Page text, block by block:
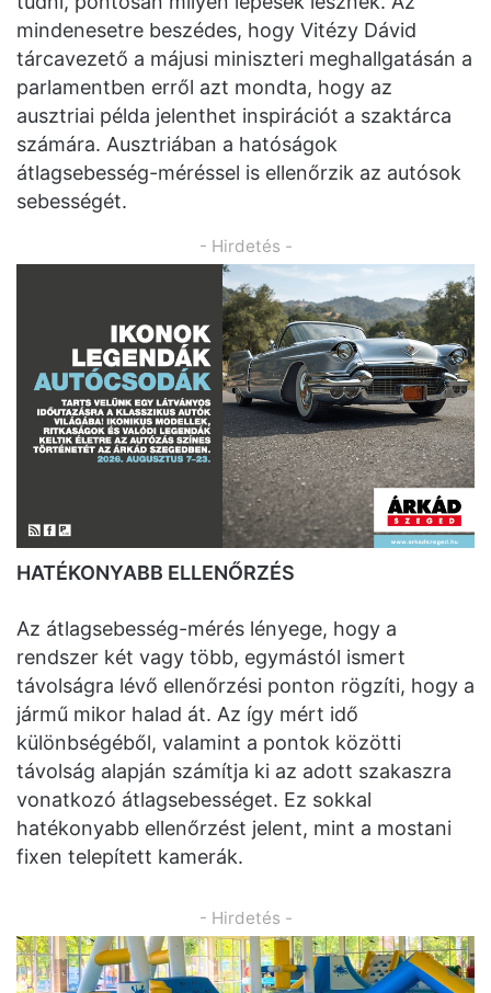
mindenesetre beszédes, hogy Vitézy Dávid
tárcavezető a májusi miniszteri meghallgatásán a
parlamentben erről azt mondta, hogy az
ausztriai példa jelenthet inspirációt a szaktárca
számára. Ausztriában a hatóságok
átlagsebesség-méréssel is ellenőrzik az autósok
sebességét.
- Hirdetés -
HATÉKONYABB ELLENŐRZÉS
Az átlagsebesség-mérés lényege, hogy a
rendszer két vagy több, egymástól ismert
távolságra lévő ellenőrzési ponton rögzíti, hogy a
jármű mikor halad át. Az így mért idő
különbségéből, valamint a pontok közötti
távolság alapján számítja ki az adott szakaszra
vonatkozó átlagsebességet. Ez sokkal
hatékonyabb ellenőrzést jelent, mint a mostani
fixen telepített kamerák.
- Hirdetés -